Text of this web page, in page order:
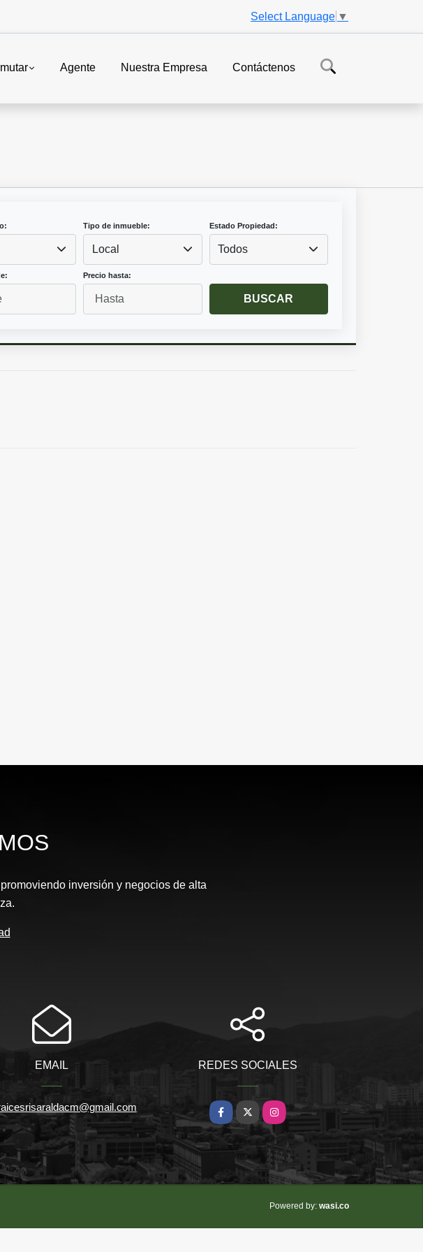
Select Language ▼
Agente Nuestra Empresa Contáctenos
Tipo de inmueble:
Local
Estado Propiedad:
Todos
Precio hasta:
BUSCAR
inversión y negocios de alta
EMAIL REDES SOCIALES
Facebook
X Instagram
Powered by: wasi.co